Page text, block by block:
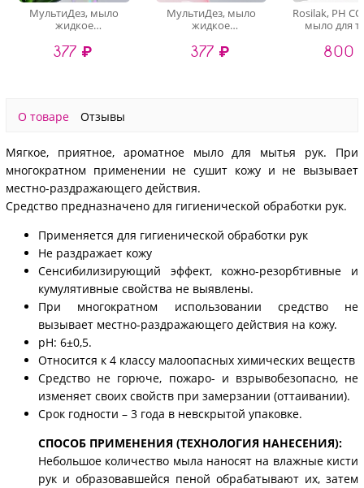
МультиДез, мыло
жидкое
отдушкой алоэ вера
(кв.бут, дозатор), 1 л
377 ₽
МультиДез, мыло
жидкое
отдушкой бабл гам
(кв.бут, дозатор), 1 л
377 ₽
Rosilak, PH
мыло для
800
О товаре Отзывы
Мягкое, приятное, ароматное мыло для мытья рук. При
многократном применении не сушит кожу и не вызывает
местно-раздражающего действия.
Средство предназначено для гигиенической обработки рук.
Применяется для гигиенической обработки рук
Не раздражает кожу
Сенсибилизирующий эффект, кожно-резорбтивные и
кумулятивные свойства не выявлены.
При многократном использовании средство не
вызывает местно-раздражающего действия на кожу.
pH: 6±0,5.
Относится к 4 классу малоопасных химических веществ
Средство не горюче, пожаро- и взрывобезопасно, не
изменяет своих свойств при замерзании (оттаивании).
Срок годности – 3 года в невскрытой упаковке.
СПОСОБ ПРИМЕНЕНИЯ (ТЕХНОЛОГИЯ НАНЕСЕНИЯ):
Небольшое количество мыла наносят на влажные кисти
рук и образовавшейся пеной обрабатывают их, затем